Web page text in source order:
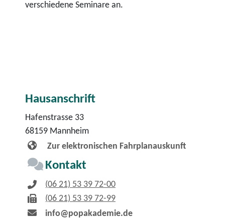
verschiedene Seminare an.
Hausanschrift
Hafenstrasse 33
68159 Mannheim
Zur elektronischen Fahrplanauskunft
Kontakt
(06 21) 53 39 72-00
(06 21) 53 39 72-99
info@popakademie.de